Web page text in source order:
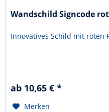
Wandschild Signcode
Innovatives Schild mit roten
ab 10,65 € *
Merken